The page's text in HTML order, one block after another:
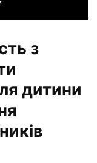
з
дитини